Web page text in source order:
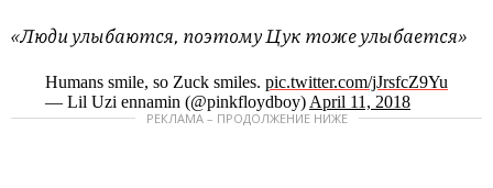
«Люди улыбаются, поэтому Цук тоже улыбается»
Humans smile, so Zuck smiles. pic.twitter.com/jJrsfcZ9Yu
— Lil Uzi ennamin (@pinkfloydboy) April 11, 2018
РЕКЛАМА – ПРОДОЛЖЕНИЕ НИЖЕ